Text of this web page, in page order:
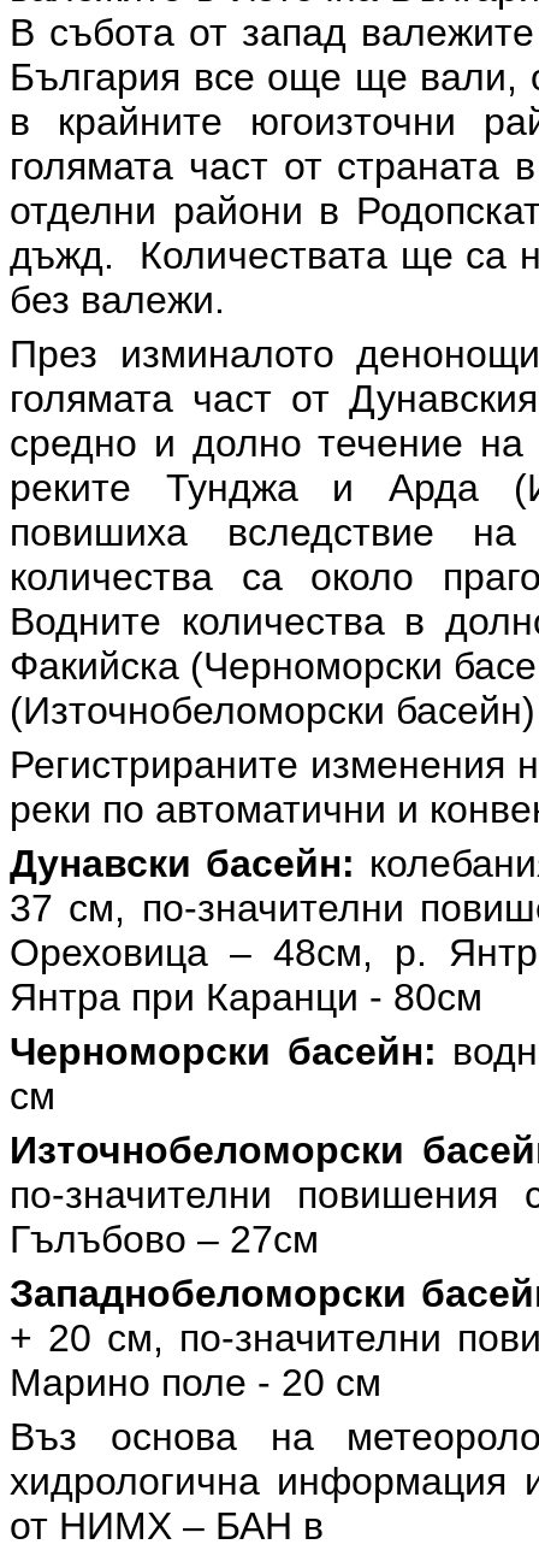
В събота от запад
България все още ще вали,
в крайните югоизточни
голямата част от
отделни райони в
дъжд. Количествата ще са
без валежи.
През изминалото
голямата част от
средно и долно течение
реките Тунджа и Арда
повишиха вследствие
количества са около
Водните количества в
Факийска (Черноморски
(Източнобеломорски
Регистрираните изменения
реки по автоматични и
Дунавски басейн:
37 см, по-значителни
Ореховица – 48см, р.
Янтра при Каранци - 80см
Черноморски басейн:
см
Източнобеломорски
по-значителни
Гълъбово – 27см
Западнобеломорски
+ 20 см, по-значителни
Марино поле - 20 см
Въз основа на
хидрологична информация
от НИМХ – БАН в